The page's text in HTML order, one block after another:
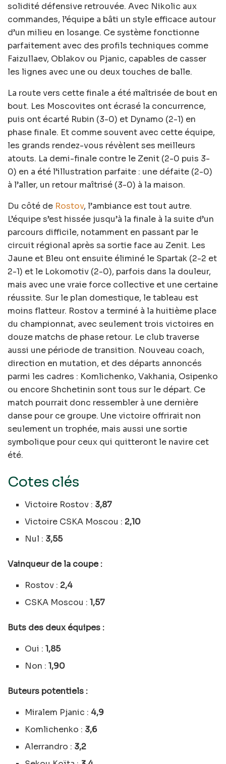
solidité défensive retrouvée. Avec Nikolic aux
commandes, l’équipe a bâti un style efficace autour
d’un milieu en losange. Ce système fonctionne
parfaitement avec des profils techniques comme
Faizullaev, Oblakov ou Pjanic, capables de casser
les lignes avec une ou deux touches de balle.
La route vers cette finale a été maîtrisée de bout en
bout. Les Moscovites ont écrasé la concurrence,
puis ont écarté Rubin (3-0) et Dynamo (2-1) en
phase finale. Et comme souvent avec cette équipe,
les grands rendez-vous révèlent ses meilleurs
atouts. La demi-finale contre le Zenit (2-0 puis 3-
0) en a été l’illustration parfaite : une défaite (2-0)
à l’aller, un retour maîtrisé (3-0) à la maison.
Du côté de Rostov, l’ambiance est tout autre.
L’équipe s’est hissée jusqu’à la finale à la suite d’un
parcours difficile, notamment en passant par le
circuit régional après sa sortie face au Zenit. Les
Jaune et Bleu ont ensuite éliminé le Spartak (2-2 et
2-1) et le Lokomotiv (2-0), parfois dans la douleur,
mais avec une vraie force collective et une certaine
réussite. Sur le plan domestique, le tableau est
moins flatteur. Rostov a terminé à la huitième place
du championnat, avec seulement trois victoires en
douze matchs de phase retour. Le club traverse
aussi une période de transition. Nouveau coach,
direction en mutation, et des départs annoncés
parmi les cadres : Komlichenko, Vakhania, Osipenko
ou encore Shchetinin sont tous sur le départ. Ce
match pourrait donc ressembler à une dernière
danse pour ce groupe. Une victoire offrirait non
seulement un trophée, mais aussi une sortie
symbolique pour ceux qui quitteront le navire cet
été.
Cotes clés
Victoire Rostov : 3,87
Victoire CSKA Moscou : 2,10
Nul : 3,55
Vainqueur de la coupe :
Rostov : 2,4
CSKA Moscou :1,57
Buts des deux équipes :
Oui :1,85
Non :1,90
Buteurs potentiels :
Miralem Pjanic : 4,9
Komlichenko : 3,6
Alerrandro : 3,2